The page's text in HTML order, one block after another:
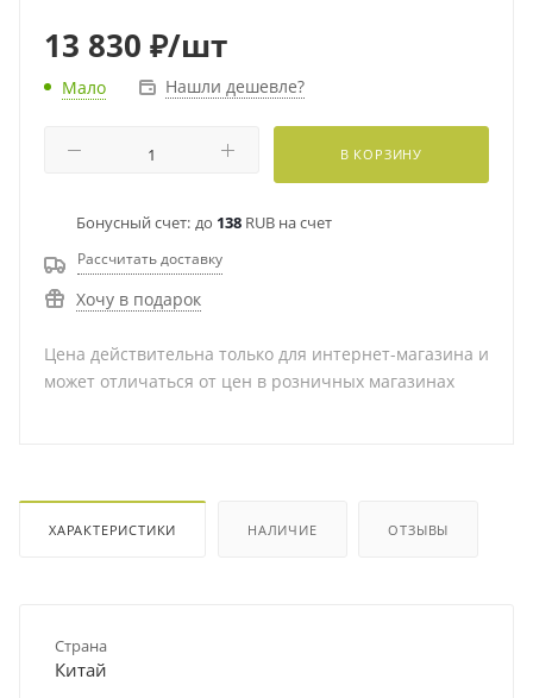
13 830 ₽/шт
Мало Нашли дешевле?
В КОРЗИНУ
Бонусный счет: до 138 RUB на счет
Рассчитать доставку
Хочу в подарок
Цена действительна только для интернет-магазина и
может отличаться от цен в розничных магазинах
ХАРАКТЕРИСТИКИ НАЛИЧИЕ ОТЗЫВЫ
Страна
Китай